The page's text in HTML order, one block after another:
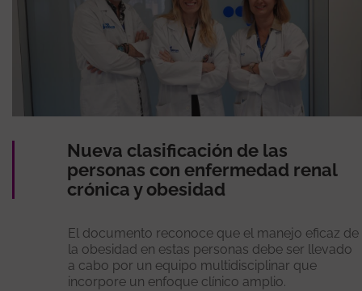
Nueva clasificación de las
personas con enfermedad renal
crónica y obesidad
El documento reconoce que el manejo eficaz de
la obesidad en estas personas debe ser llevado
a cabo por un equipo multidisciplinar que
incorpore un enfoque clínico amplio.